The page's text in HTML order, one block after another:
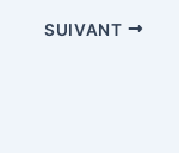
SUIVANT